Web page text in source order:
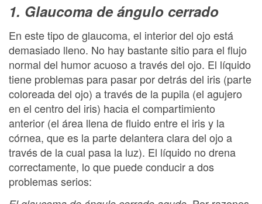
1. Glaucoma de ángulo cerrado
En este tipo de glaucoma, el interior del ojo está
demasiado lleno. No hay bastante sitio para el flujo
normal del humor acuoso a través del ojo. El líquido
tiene problemas para pasar por detrás del iris (parte
coloreada del ojo) a través de la pupila (el agujero
en el centro del iris) hacia el compartimiento
anterior (el área llena de fluido entre el iris y la
córnea, que es la parte delantera clara del ojo a
través de la cual pasa la luz). El líquido no drena
correctamente, lo que puede conducir a dos
problemas serios: